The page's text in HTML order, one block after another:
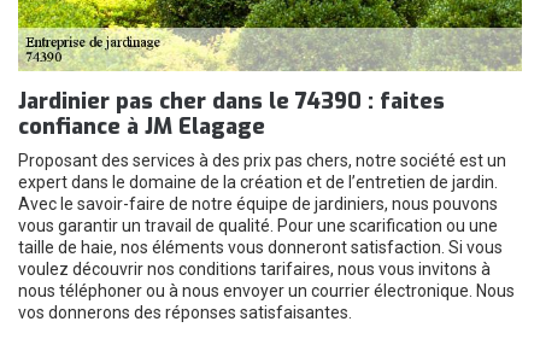
Jardinier pas cher dans le 74390 : faites
confiance à JM Elagage
Proposant des services à des prix pas chers, notre société est un
expert dans le domaine de la création et de l’entretien de jardin.
Avec le savoir-faire de notre équipe de jardiniers, nous pouvons
vous garantir un travail de qualité. Pour une scarification ou une
taille de haie, nos éléments vous donneront satisfaction. Si vous
voulez découvrir nos conditions tarifaires, nous vous invitons à
nous téléphoner ou à nous envoyer un courrier électronique. Nous
vos donnerons des réponses satisfaisantes.